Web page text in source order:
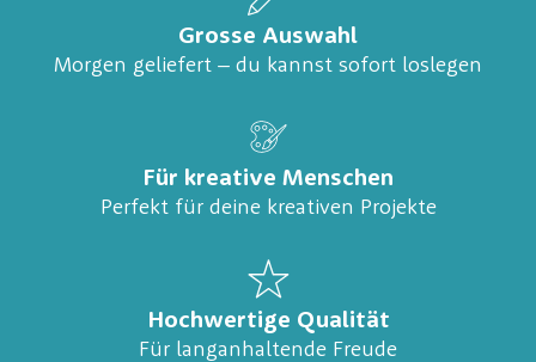
Grosse Auswahl
Morgen geliefert – du kannst sofort loslegen
Für kreative Menschen
Perfekt für deine kreativen Projekte
Hochwertige Qualität
Für langanhaltende Freude